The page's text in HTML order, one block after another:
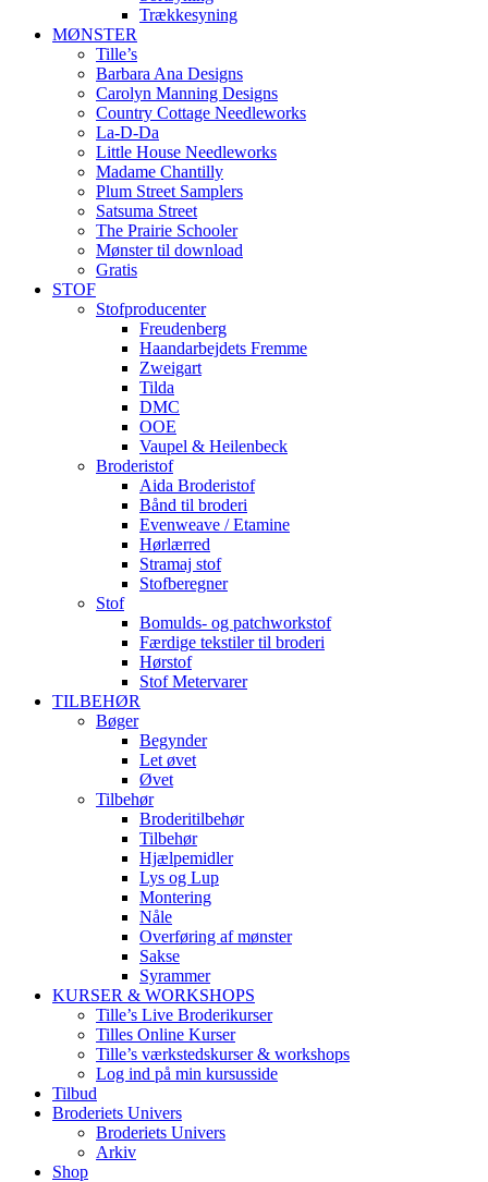
Trækkesyning
MØNSTER
Tille’s
Barbara Ana Designs
Carolyn Manning Designs
Country Cottage Needleworks
La-D-Da
Little House Needleworks
Madame Chantilly
Plum Street Samplers
Satsuma Street
The Prairie Schooler
Mønster til download
Gratis
STOF
Stofproducenter
Freudenberg
Haandarbejdets Fremme
Zweigart
Tilda
DMC
OOE
Vaupel & Heilenbeck
Broderistof
Aida Broderistof
Bånd til broderi
Evenweave / Etamine
Hørlærred
Stramaj stof
Stofberegner
Stof
Bomulds- og patchworkstof
Færdige tekstiler til broderi
Hørstof
Stof Metervarer
TILBEHØR
Bøger
Begynder
Let øvet
Øvet
Tilbehør
Broderitilbehør
Tilbehør
Hjælpemidler
Lys og Lup
Montering
Nåle
Overføring af mønster
Sakse
Syrammer
KURSER & WORKSHOPS
Tille’s Live Broderikurser
Tilles Online Kurser
Tille’s værkstedskurser & workshops
Log ind på min kursusside
Tilbud
Broderiets Univers
Broderiets Univers
Arkiv
Shop